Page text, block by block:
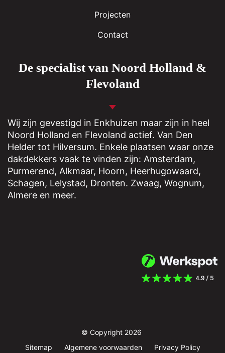
Projecten
Contact
De specialist van Noord Holland &
Flevoland
Wij zijn gevestigd in Enkhuizen maar zijn in heel
Noord Holland en Flevoland actief. Van Den
Helder tot Hilversum. Enkele plaatsen waar onze
dakdekkers vaak te vinden zijn: Amsterdam,
Purmerend, Alkmaar, Hoorn, Heerhugowaard,
Schagen, Lelystad, Dronten. Zwaag, Wognum,
Almere en meer.
© Copyright 2026
Sitemap
Algemene voorwaarden Privacy Policy